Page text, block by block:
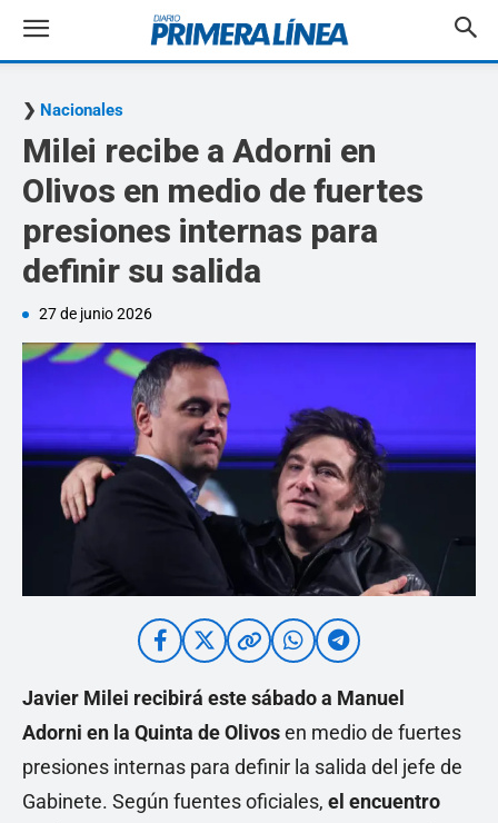
Nacionales
Milei recibe a Adorni en
Olivos en medio de fuertes
presiones internas para
definir su salida
27 de junio 2026
Javier Milei recibirá este sábado a Manuel
Adorni en la Quinta de Olivosen medio de fuertes
presiones internas para definir la salida del jefe de
Gabinete. Según fuentes oficiales, el encuentro